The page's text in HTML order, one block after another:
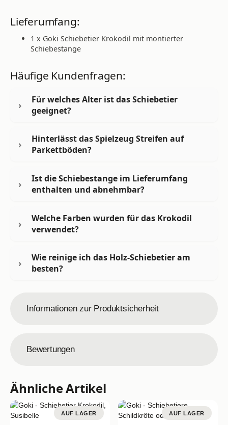
Lieferumfang:
1 x Goki Schiebetier Krokodil mit montierter
Schiebestange
Häufige Kundenfragen:
Für welches Alter ist das Schiebetier
geeignet?
Hinterlässt das Spielzeug Streifen auf
Parkettböden?
Ist die Schiebestange im Lieferumfang
enthalten und abnehmbar?
Welche Farben wurden für das Krokodil
verwendet?
Wie reinige ich das Holz-Schiebetier am
besten?
Informationen zur Produktsicherheit
Bewertungen
Ähnliche Artikel
AUF LAGER AUF LAGER